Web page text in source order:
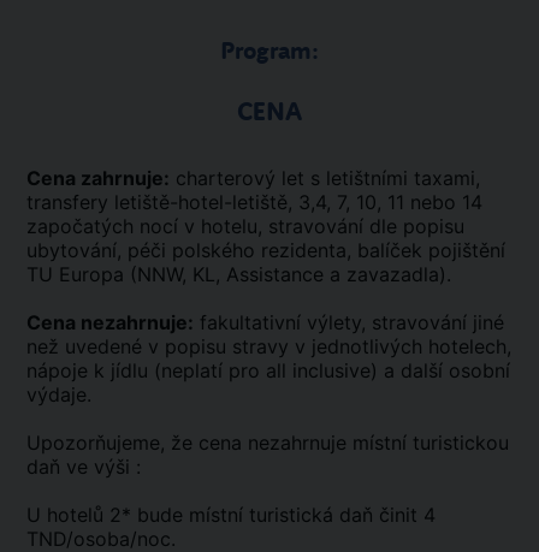
Program:
CENA
Cena zahrnuje: charterový let s letištními taxami,
transfery letiště-hotel-letiště, 3,4, 7, 10, 11 nebo 14
započatých nocí v hotelu, stravování dle popisu
ubytování, péči polského rezidenta, balíček pojištění
TU Europa (NNW, KL, Assistance a zavazadla).
Cena nezahrnuje: fakultativní výlety, stravování jiné
než uvedené v popisu stravy v jednotlivých hotelech,
nápoje k jídlu (neplatí pro all inclusive) a další osobní
výdaje.
Upozorňujeme, že cena nezahrnuje místní turistickou
daň ve výši :
U hotelů 2* bude místní turistická daň činit 4
TND/osoba/noc.